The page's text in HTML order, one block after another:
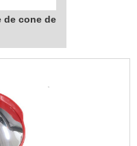
de cone de